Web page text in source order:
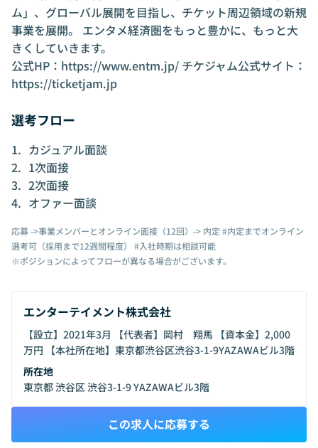
ム」、グローバル展開を目指し、チケット周辺領域の新規
事業を展開。 エンタメ経済圏をもっと豊かに、もっと大
きくしていきます。
公式HP： https://www.entm.jp/ チケジャム公式サイト：
https://ticketjam.jp
選考フロー
カジュアル面談
1次面接
2次面接
オファー面談
応募 ->事業メンバーとオンライン面接（12回）-> 内定 #内定までオンライン
選考可（採用まで12週間程度） #入社時期は相談可能
※ポジションによってフローが異なる場合がございます。
エンターテイメント株式会社
【設立】2021年3月 【代表者】岡村 翔馬 【資本金】2,000
万円 【本社所在地】東京都渋谷区渋谷3-1-9YAZAWAビル3階
所在地
東京都 渋谷区 渋谷3-1-9 YAZAWAビル3階
この求人に応募する